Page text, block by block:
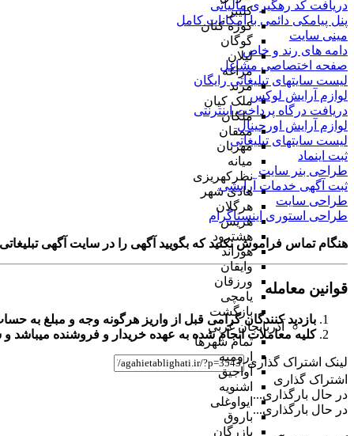
کلیبر
کوزه کنان
گوگان
لیلان
مراغه
مرند
ملک کیان
ملکان
ممقان
مهربان
میانه
نظرکهریزی
هادی شهر
هرگلان
هریس
هشترود
هوراند
وایقان
ورزقان
یامچی
بازگشت
آذربایجان غربی
تمام شهر‌ها
ارومیه
آواجیق
اشنویه
ایواوغلی
باروق
بازرگان
دریافت کد رهگیری مالیاتی
پنل پیامکی دائمی با امکانات کامل
مینی سایت
دامه های رند و خاص
صفحه اختصاصی مشاغل
لیست سایتهای تبلیغاتی رایگان
لوازم آرایش لوکس
دریافت درگاه پرداخت اینترنتی
لوازم آرایش اورجینال
لیست سایتهای تبلیغاتی
ثبت اینماد
طراحی بنر سایت
ثبت آگهی خدمات آرایشی
طراحی سایت
طراحی استوری اینستاگرام
هنگام تماس فراموش نکنید که بگویید آگهی را در سایت آگهی تبلیغاتی
قوانین معامله
بازدید کنندگان گرامی قبل از واریز هرگونه وجه و مبلغ به
کلیه معاملات انجام شده به عهده خریدار و فروشنده میباشد و
لینک اشتراک گذاری
اشتراک گذاری
در حال بارگذاری...
در حال بارگذاری...